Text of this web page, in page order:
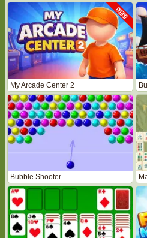
My Arcade Center 2
Bubble Shooter